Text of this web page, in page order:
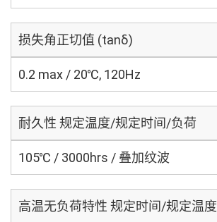
损失角正切值 (tanδ)
0.2 max / 20℃, 120Hz
耐久性 规定温度/规定时间/负荷
105℃ / 3000hrs / 叠加纹波
高温无负荷特性 规定时间/规定温度